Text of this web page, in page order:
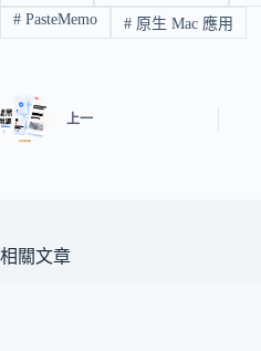
#PasteMemo #原生 Mac 應用
上一
相關文章